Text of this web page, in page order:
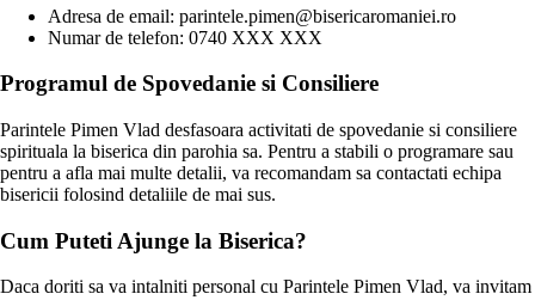
Adresa de email: parintele.pimen@bisericaromaniei.ro
Numar de telefon: 0740 XXX XXX
Programul de Spovedanie si Consiliere
Parintele Pimen Vlad desfasoara activitati de spovedanie si consiliere
spirituala la biserica din parohia sa. Pentru a stabili o programare sau
pentru a afla mai multe detalii, va recomandam sa contactati echipa
bisericii folosind detaliile de mai sus.
Cum Puteti Ajunge la Biserica?
Daca doriti sa va intalniti personal cu Parintele Pimen Vlad, va invitam